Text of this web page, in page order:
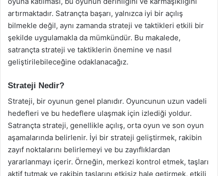
artırmaktadır. Satrançta başarı, yalnızca iyi bir açılış
bilmekle değil, aynı zamanda strateji ve taktikleri etkili bir
şekilde uygulamakla da mümkündür. Bu makalede,
satrançta strateji ve taktiklerin önemine ve nasıl
geliştirilebileceğine odaklanacağız.
Strateji Nedir?
Strateji, bir oyunun genel planıdır. Oyuncunun uzun vadeli
hedefleri ve bu hedeflere ulaşmak için izlediği yoldur.
Satrançta strateji, genellikle açılış, orta oyun ve son oyun
aşamalarında belirlenir. İyi bir strateji geliştirmek, rakibin
zayıf noktalarını belirlemeyi ve bu zayıflıklardan
yararlanmayı içerir. Örneğin, merkezi kontrol etmek, taşları
aktif tutmak ve rakibin taşlarını etkisiz hale getirmek, etkili